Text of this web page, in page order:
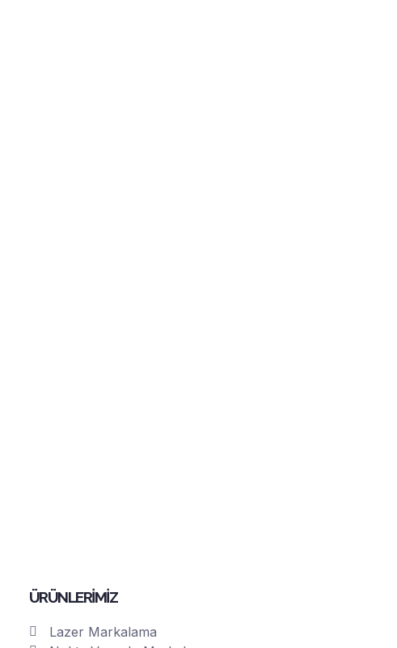
ÜRÜNLERİMİZ
Lazer Markalama